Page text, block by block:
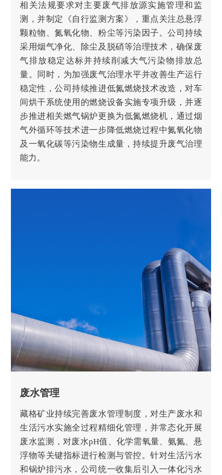
相关法规要求对主要废气排放源实施管理和监
测，并制定《自行监测方案》，重点关注总悬浮
颗粒物、氮氧化物、粉尘等污染因子。公司持续
采用烟气净化、除尘及脱硝等治理技术，确保废
气排放稳定达标并持续削减大气污染物排放总
量。同时，为加强废气治理水平并改善生产运行
稳定性，公司持续推进低氮燃烧技术改造，对车
间烘干系统使用的燃烧设备实施专项升级，并逐
步推进相关燃气锅炉更换为低氮燃烧机，通过烟
气外循环等技术进一步降低燃烧过程中氮氧化物
及一氧化碳等污染物生成量，持续提升废气治理
能力。
废水管理
藏格矿业持续完善废水管理制度，对生产废水和
生活污水实施全过程精细化管理，并常态化开展
废水监测，对废水pH值、化学需氧量、氨氮、悬
浮物等关键指标进行检测与管控。针对生活污水
和锅炉排污水，公司统一收集后引入一体化污水